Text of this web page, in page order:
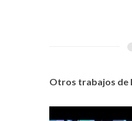
Otros trabajos de